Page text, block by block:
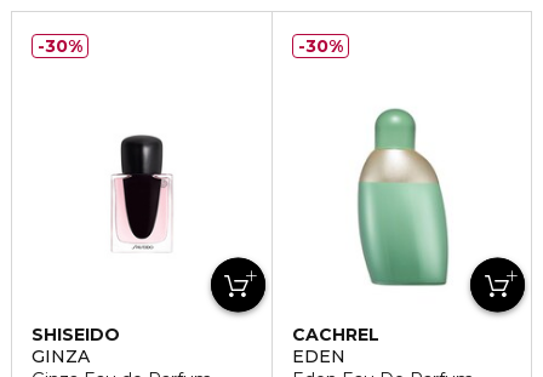
SHISEIDO
GINZA
30%
CACHREL
EDEN
30%